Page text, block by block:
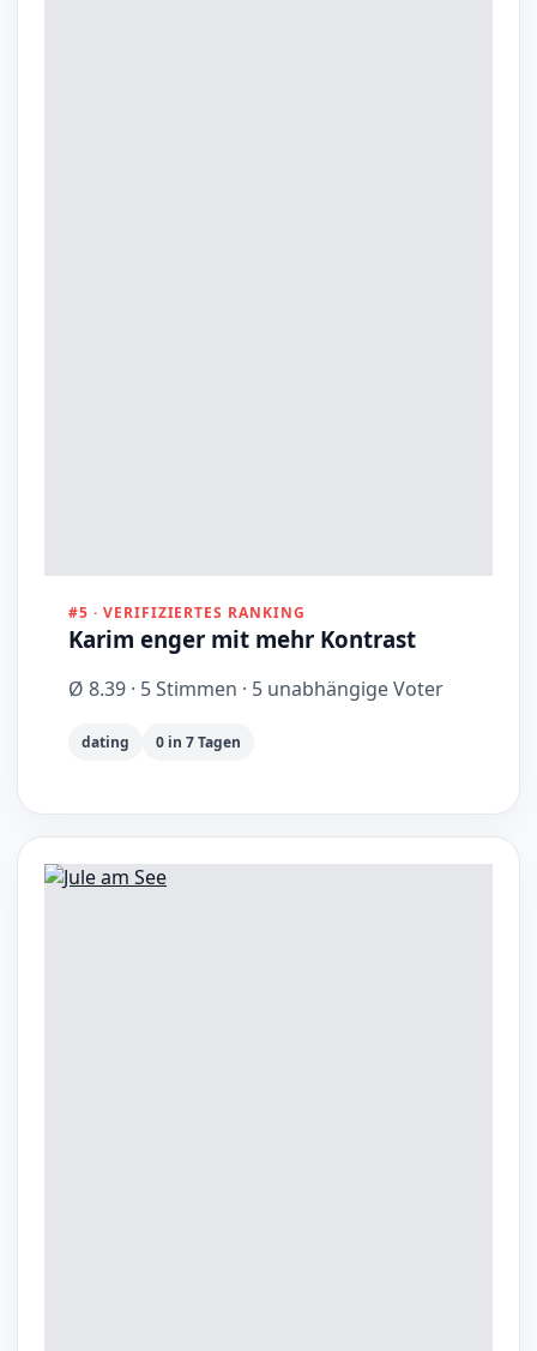
#5 · VERIFIZIERTES RANKING
Karim enger mit mehr Kontrast
Ø 8.39 · 5 Stimmen · 5 unabhängige Voter
dating 0 in 7 Tagen